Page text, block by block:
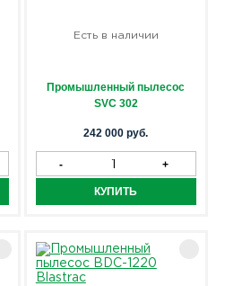
Есть в наличии
Промышленный пылесос
SVC 302
242 000 руб.